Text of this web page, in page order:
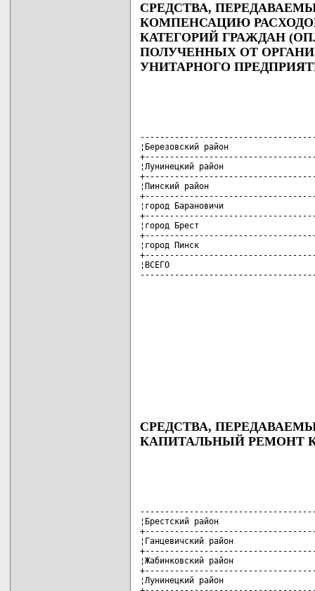
СРЕДСТВА,
КОМПЕНСАЦИЮ
КАТЕГОРИЙ ГРАЖДАН
ПОЛУЧЕННЫХ ОТ
УНИТАРНОГО
¦Березовский район
¦Лунинецкий район
¦Пинский район
¦город Барановичи
¦город Брест
¦город Пинск
¦ВСЕГО
СРЕДСТВА,
КАПИТАЛЬНЫЙ РЕМОНТ
¦Брестский район
¦Ганцевичский район
¦Жабинковский район
¦Лунинецкий район